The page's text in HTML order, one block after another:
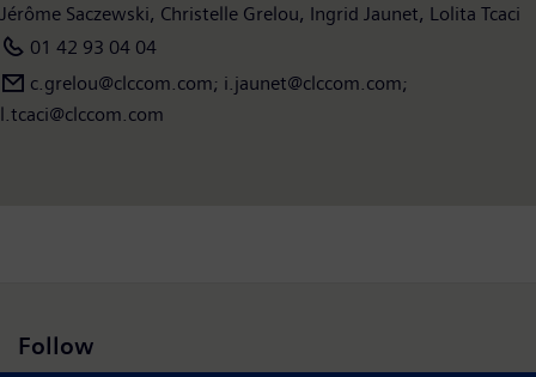
Jérôme Saczewski, Christelle Grelou, Ingrid Jaunet, Lolita Tcaci
01 42 93 04 04
c.grelou@clccom.com; i.jaunet@clccom.com;
l.tcaci@clccom.com
Follow